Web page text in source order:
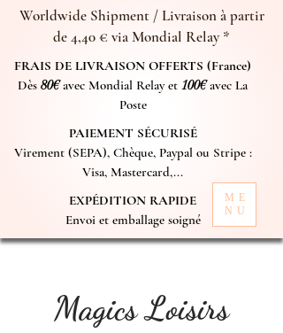
Worldwide Shipment / Livraison à partir
de 4,40 € via Mondial Relay *
FRAIS DE LIVRAISON OFFERTS (France)
Dès 80€avec Mondial Relay et 100€avec La
Poste
PAIEMENT SÉCURISÉ
Virement (SEPA), Chèque, Paypal ou Stripe :
Visa, Mastercard,...
EXPÉDITION RAPIDE
Envoi et emballage soigné
ME
NU
Magics Loisirs